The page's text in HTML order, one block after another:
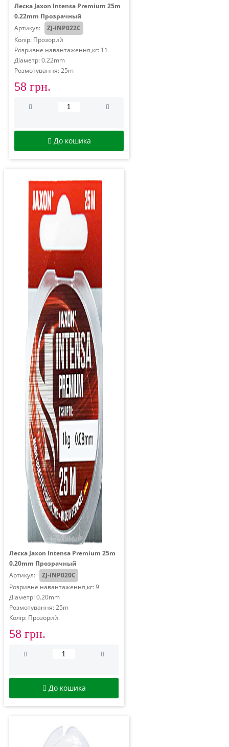
Леска Jaxon Intensa Premium 25m
0.22mm Прозрачный
Артикул:
ZJ-INP022C
Колір: Прозорий
Розривне навантаження,кг: 11
Діаметр: 0.22mm
Розмотування: 25m
58 грн.
До кошика
Леска Jaxon Intensa Premium 25m
0.20mm Прозрачный
Артикул:
ZJ-INP020C
Розривне навантаження,кг: 9
Діаметр: 0.20mm
Розмотування: 25m
Колір: Прозорий
58 грн.
До кошика